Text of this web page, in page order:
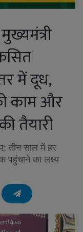
में दूध,
काम और
तैयारी
तीन साल में हर
पहुंचाने का लक्ष्य